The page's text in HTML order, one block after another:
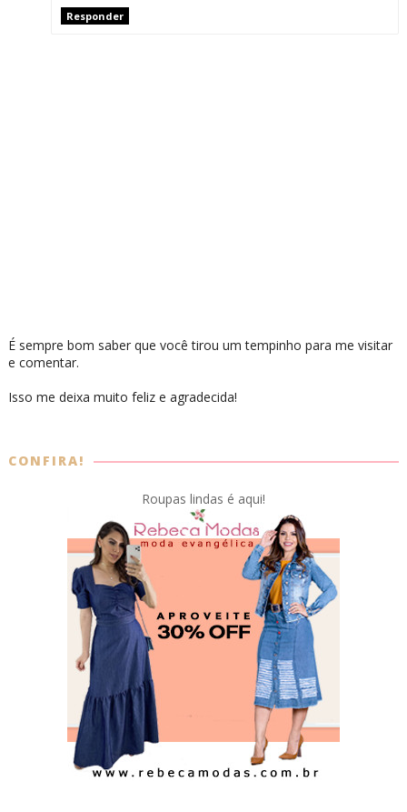
Responder
É sempre bom saber que você tirou um tempinho para me visitar
e comentar.
Isso me deixa muito feliz e agradecida!
CONFIRA!
Roupas lindas é aqui!